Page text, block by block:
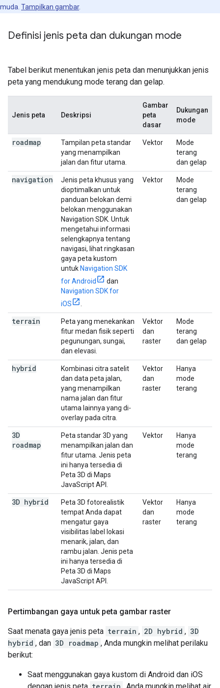
muda. Tampilkan gambar.
Definisi jenis peta dan dukungan mode
Tabel berikut menentukan jenis peta dan menunjukkan jenis
peta yang mendukung mode terang dan gelap.
Jenis peta Deskripsi
Gambar
peta
dasar
Dukungan
mode
roadmap
Tampilan peta standar
yang menampilkan
jalan dan fitur utama.
Vektor
Mode
terang
dan gelap
navigation
Jenis peta khusus yang
dioptimalkan untuk
panduan belokan demi
belokan menggunakan
Navigation SDK. Untuk
mengetahui informasi
selengkapnya tentang
navigasi, lihat ringkasan
gaya peta kustom
untuk Navigation SDK
for Android
dan
Navigation SDK for
iOS
.
Vektor
Mode
terang
dan gelap
terrain
Peta yang menekankan
fitur medan fisik seperti
pegunungan, sungai,
dan elevasi.
Vektor
dan
raster
Mode
terang
dan gelap
hybrid
Kombinasi citra satelit
dan data peta jalan,
yang menampilkan
nama jalan dan fitur
utama lainnya yang di-
overlay pada citra.
Vektor
dan
raster
Hanya
mode
terang
3D
roadmap
Peta standar 3D yang
menampilkan jalan dan
fitur utama. Jenis peta
ini hanya tersedia di
Peta 3D di Maps
JavaScript API.
Vektor
Hanya
mode
terang
3D hybrid
Peta 3D fotorealistik
tempat Anda dapat
mengatur gaya
visibilitas label lokasi
menarik, jalan, dan
rambu jalan. Jenis peta
ini hanya tersedia di
Peta 3D di Maps
JavaScript API.
Vektor
dan
raster
Hanya
mode
terang
Pertimbangan gaya untuk peta gambar raster
Saat menata gaya jenis peta terrain , 2D hybrid , 3D
hybrid , dan 3D roadmap , Anda mungkin melihat perilaku
berikut:
Saat menggunakan gaya kustom di Android dan iOS